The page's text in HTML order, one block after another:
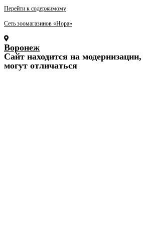
Перейти к содержимому
Сеть зоомагазинов «Нора»
Воронеж
Cайт находится на
могут отличаться